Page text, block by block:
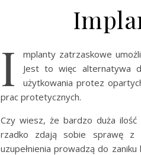
I
mplanty zatrzaskowe
Jest to więc alternatywa
użytkowania protez
prac protetycznych.
Czy wiesz, że bardzo duża
rzadko zdają sobie sprawę z
uzupełnienia prowadzą do